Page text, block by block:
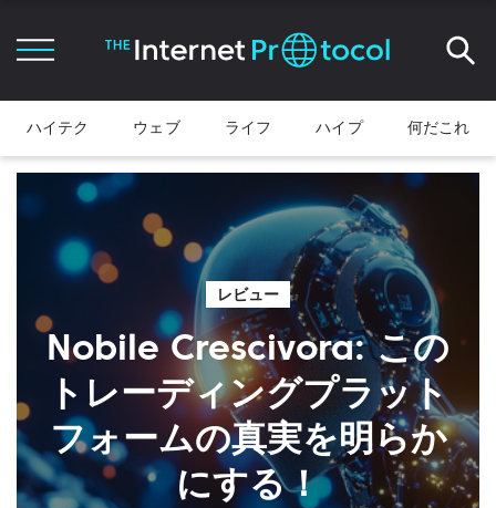
ハイテク ウェブ ライフ ハイプ 何だこれ
レビュー
Nobile Crescivora: この
トレーディングプラット
フォームの真実を明らか
にする！